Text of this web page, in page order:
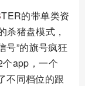
TER的带单类资
杀猪盘模式，
号”的旗号疯狂
app，一个
不同档位的跟